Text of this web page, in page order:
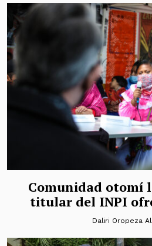
Comunidad otomí
titular del INPI
Daliri Oropeza